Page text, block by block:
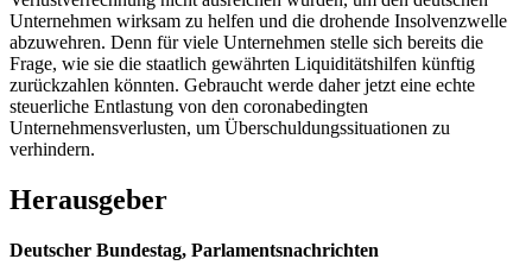
Unternehmen wirksam zu helfen und die drohende Insolvenzwelle
abzuwehren. Denn für viele Unternehmen stelle sich bereits die
Frage, wie sie die staatlich gewährten Liquiditätshilfen künftig
zurückzahlen könnten. Gebraucht werde daher jetzt eine echte
steuerliche Entlastung von den coronabedingten
Unternehmensverlusten, um Überschuldungssituationen zu
verhindern.
Herausgeber
Deutscher Bundestag, Parlamentsnachrichten